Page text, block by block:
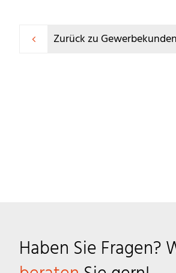
Zurück zu Gewerbekunden
Haben Sie Fragen?